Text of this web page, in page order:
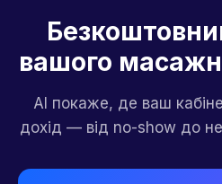
вашого
AI покаже, де ваш
дохід — від no-show до